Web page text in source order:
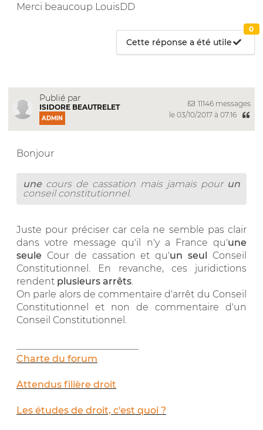
Merci beaucoup LouisDD
Cette réponse a été utile
0
Publié par
ISIDORE BEAUTRELET
ADMIN
11146 messages
le 03/10/2017 à 07:16
Bonjour
une cours de cassation mais jamais pour un
conseil constitutionnel.
Juste pour préciser car cela ne semble pas clair
dans votre message qu'il n'y a France qu'une
seule Cour de cassation et qu'un seul
Conseil
Constitutionnel. En revanche, ces juridictions
rendent plusieurs arrêts.
On parle alors de commentaire d'arrêt du Conseil
Constitutionnel et non de commentaire d'un
Conseil Constitutionnel.
Charte du forum
Attendus filière droit
Les études de droit, c'est quoi ?